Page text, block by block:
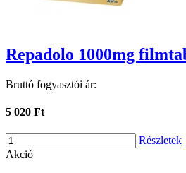
Repadolo 1000mg
Bruttó fogyasztói ár:
5 020 Ft
Részletek
Akció